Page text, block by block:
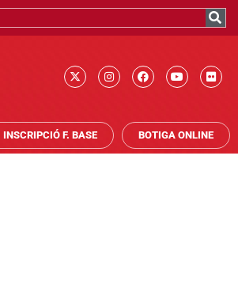
INSCRIPCIÓ F. BASE BOTIGA ONLINE